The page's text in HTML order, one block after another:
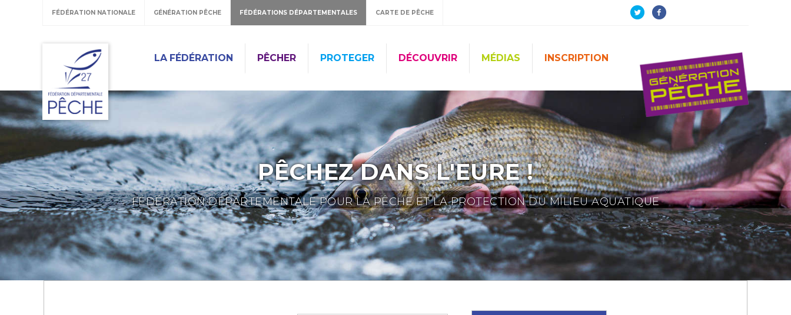
FÉDÉRATION NATIONALE GÉNÉRATION PÊCHE FÉDÉRATIONS DÉPARTEMENTALES CARTE DE PÊCHE
LA FÉDÉRATION PÊCHER PROTEGER DÉCOUVRIR MÉDIAS INSCRIPTION
PÊCHEZ DANS L'EURE !
FÉDÉRATION DÉPARTEMENTALE POUR LA PÊCHE ET LA PROTECTION DU MILIEU AQUATIQUE